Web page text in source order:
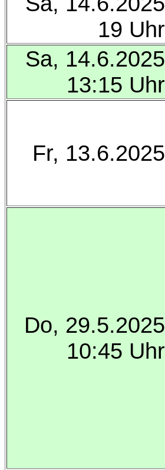
19 Uhr
Sa, 14.6.2025
13:15 Uhr
Fr, 13.6.2025
Do, 29.5.2025
10:45 Uhr